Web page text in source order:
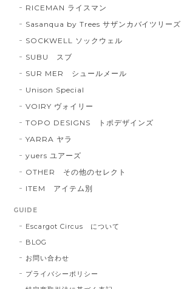
RICEMAN ライスマン
Sasanqua by Trees サザンカバイツリーズ
SOCKWELL ソックウェル
SUBU スブ
SUR MER シュールメール
Unison Special
VOIRY ヴォイリー
TOPO DESIGNS トポデザインズ
YARRA ヤラ
yuers ユアーズ
OTHER その他のセレクト
ITEM アイテム別
GUIDE
Escargot Circus について
BLOG
お問い合わせ
プライバシーポリシー